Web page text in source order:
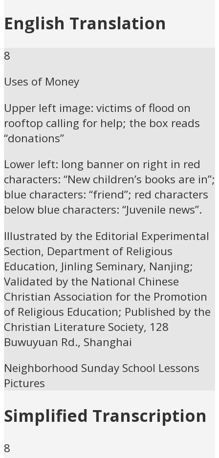
English Translation
8
Uses of Money
Upper left image: victims of flood on
rooftop calling for help; the box reads
“donations”
Lower left: long banner on right in red
characters: “New children’s books are in”;
blue characters: “friend”; red characters
below blue characters: “Juvenile news”.
Illustrated by the Editorial Experimental
Section, Department of Religious
Education, Jinling Seminary, Nanjing;
Validated by the National Chinese
Christian Association for the Promotion
of Religious Education; Published by the
Christian Literature Society, 128
Buwuyuan Rd., Shanghai
Neighborhood Sunday School Lessons
Pictures
Simplified Transcription
8